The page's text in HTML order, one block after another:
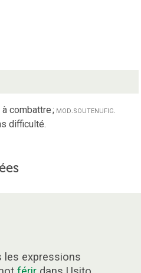
à combattre; mod.soutenufig.
difficulté.
les expressions